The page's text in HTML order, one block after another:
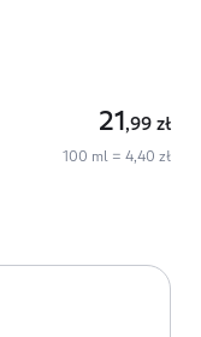
21 ,99 zł
100 ml = 4,40 zł